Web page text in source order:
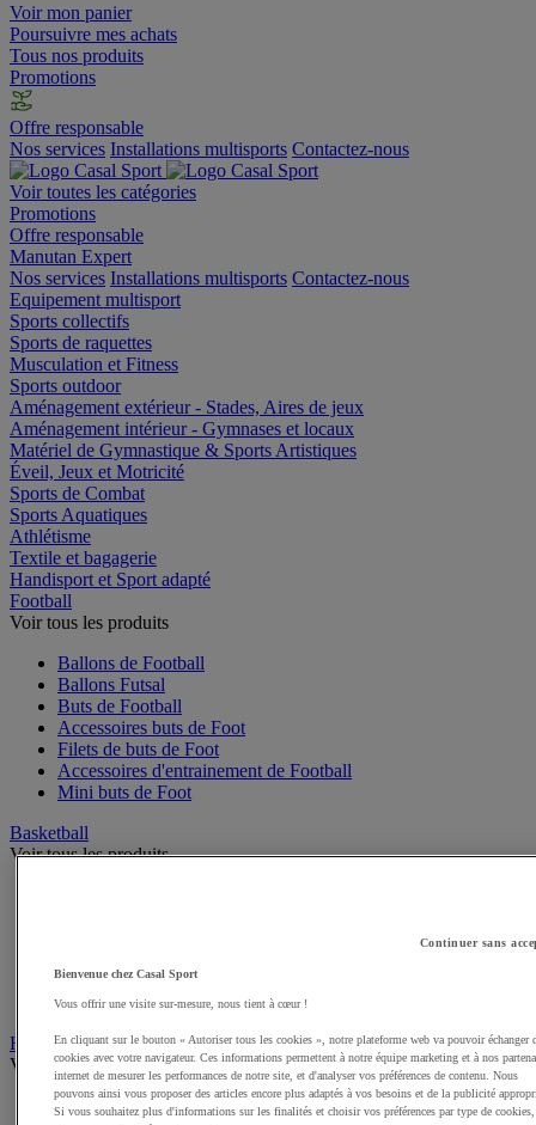
Voir mon panier
Poursuivre mes achats
Tous nos produits
Promotions
Offre responsable
Nos services Installations multisports Contactez-nous
Voir toutes les catégories
Promotions
Offre responsable
Manutan Expert
Nos services Installations multisports Contactez-nous
Equipement multisport
Sports collectifs
Sports de raquettes
Musculation et Fitness
Sports outdoor
Aménagement extérieur - Stades, Aires de jeux
Aménagement intérieur - Gymnases et locaux
Matériel de Gymnastique & Sports Artistiques
Éveil, Jeux et Motricité
Sports de Combat
Sports Aquatiques
Athlétisme
Textile et bagagerie
Handisport et Sport adapté
Football
Voir tous les produits
Ballons de Football
Ballons Futsal
Buts de Football
Accessoires buts de Foot
Filets de buts de Foot
Accessoires d'entrainement de Football
Mini buts de Foot
Basketball
Voir tous les produits
Accessoires terrain de Basket
Paniers de Basket, buts de Basket
Handball
Voir tous les produits
Ballons de Handball
Continuer sans
Bienvenue chez Casal Sport
Vous offrir une visite sur-mesure, nous tient à cœur !
En cliquant sur le bouton « Autoriser tous les cookies », notre plateforme web va pouvoir échanger
cookies avec votre navigateur. Ces informations permettent à notre équipe marketing et à nos
internet de mesurer les performances de notre site, et d'analyser vos préférences de contenu. Nous
pouvons ainsi vous proposer des articles encore plus adaptés à vos besoins et de la publicité
Si vous souhaitez plus d'informations sur les finalités et choisir vos préférences par type de cookies,